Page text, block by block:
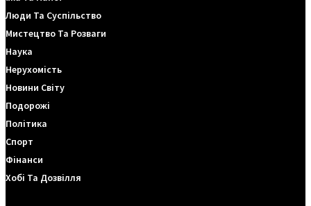
Люди Та Суспільство
Мистецтво Та Розваги
Наука
Нерухомість
Новини Світу
Подорожі
Політика
Спорт
Фінанси
Хобі Та Дозвілля